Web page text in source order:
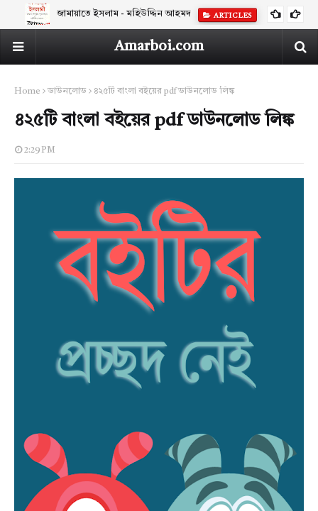
জামায়াতে ইসলাম - মহিউদ্দিন আহমদ ARTICLES
Amarboi.com
Home ডাউনলোড ৪২৫টি বাংলা বইয়ের pdf ডাউনলোড লিঙ্ক
৪২৫টি বাংলা বইয়ের pdf ডাউনলোড লিঙ্ক
2:29 PM